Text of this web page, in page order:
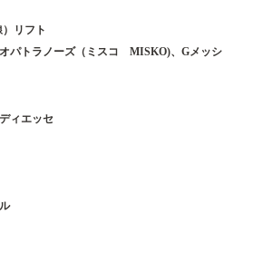
リフト
パトラノーズ（ミスコ MISKO)、Gメッシ
ィエッセ